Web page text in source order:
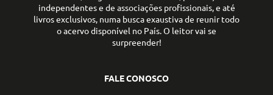
independentes e de associações profissionais, e até
livros exclusivos, numa busca exaustiva de reunir todo
o acervo disponível no País. O leitor vai se
surpreender!
FALE CONOSCO